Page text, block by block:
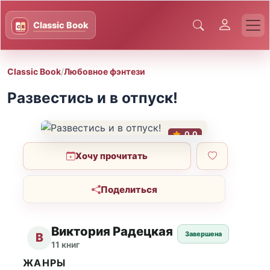
Classic Book/Любовное фэнтези
Развестись и в отпуск!
0.0
Хочу прочитать
Поделиться
В Виктория Радецкая
11 книг
Завершена
ЖАНРЫ